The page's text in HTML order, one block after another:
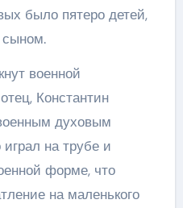
было пятеро детей,
военной
Константин
духовым
на трубе и
форме, что
на маленького